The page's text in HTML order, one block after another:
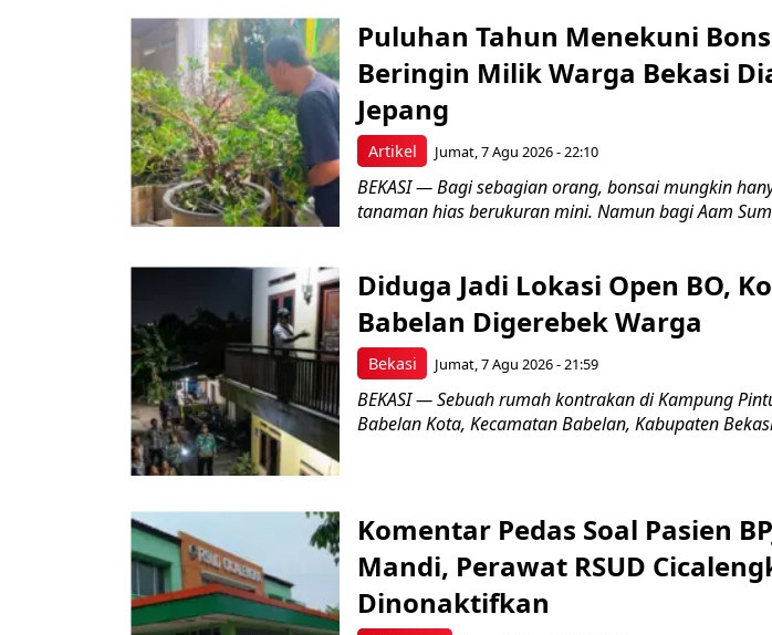
Artikel
Puluhan Tahun Menekuni
Beringin Milik Warga Bekasi
Jepang
Jumat, 7 Agu 2026 - 22:10
BEKASI — Bagi sebagian orang, bonsai mungkin
tanaman hias berukuran mini. Namun bagi Aam
Bekasi
Diduga Jadi Lokasi Open BO,
Babelan Digerebek Warga
Jumat, 7 Agu 2026 - 21:59
BEKASI — Sebuah rumah kontrakan di Kampung
Babelan Kota, Kecamatan Babelan, Kabupaten
Komentar Pedas Soal Pasien
Mandi, Perawat RSUD
Dinonaktifkan